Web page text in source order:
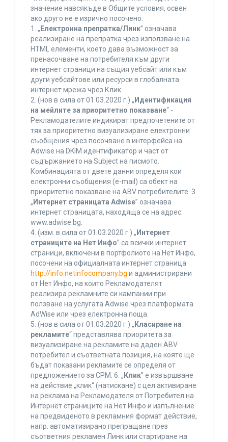
значение навсякъде в Общите условия, освен
ако друго не е изрично посочено:
1. „ Електронна препратка/Линк” означава
реализиране на препратка чрез използване на
HTML елементи, което дава възможност за
пренасочване на потребителя към други
интернет страници на същия уебсайт или към
други уебсайтове или ресурси в глобалната
интернет мрежа чрез Клик.
2. (нов в сила от 01.03.2020 г.) „ Идентификация
на мейлите за приоритетно показване“ -
Рекламодателите индикират предпочетените от
тях за приоритетно визуализиране електронни
съобщения чрез посочване в интерфейса на
Adwise на DKIM идентификатор и част от
съдържанието на Subject на писмото.
Комбинацията от двете данни определя кои
електронни съобщения (e-mail) са обект на
приоритетно показване на ABV потребителите. 3.
„ Интернет страницата Adwise” означава
интернет страницата, находяща се на адрес:
www.adwise.bg.
4. (изм. в сила от 01.03.2020 г.) „ Интернет
страниците на Нет Инфо” са всички интернет
страници, включени в портфолиото на Нет Инфо,
посочени на официалната интернет страница
http://info.netinfocompany.bg и администрирани
от Нет Инфо, на които Рекламодателят
реализира рекламните си кампании при
ползване на услугата Adwise чрез платформата
AdWise или чрез електронна поща.
5. (нов в сила от 01.03.2020 г.) „ Класиране на
рекламите“ представлява приоритета за
визуализиране на рекламите на даден ABV
потребител и съответната позиция, на която ще
бъдат показани рекламите се определя от
предложението за CPM. 6. „ Клик” е извършване
на действие „клик“ (натискане) с цел активиране
на реклама на Рекламодателя от Потребител на
Интернет страниците на Нет Инфо и изпълнение
на предвиденото в рекламния формат действие,
напр. автоматизирано препращане през
съответния рекламен Линк или стартиране на